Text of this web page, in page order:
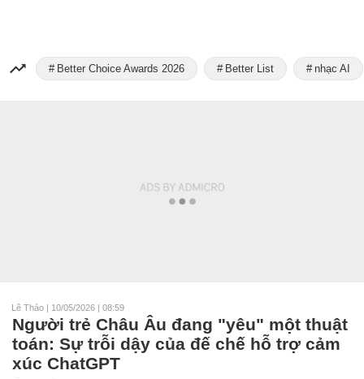
Better Choice Awards 2026 Better List nhạc AI
Lê Thảo | 10/05/2026 | 08:59
Người trẻ Châu Âu đang "yêu" một thuật
toán: Sự trỗi dậy của đế chế hỗ trợ cảm
xúc ChatGPT